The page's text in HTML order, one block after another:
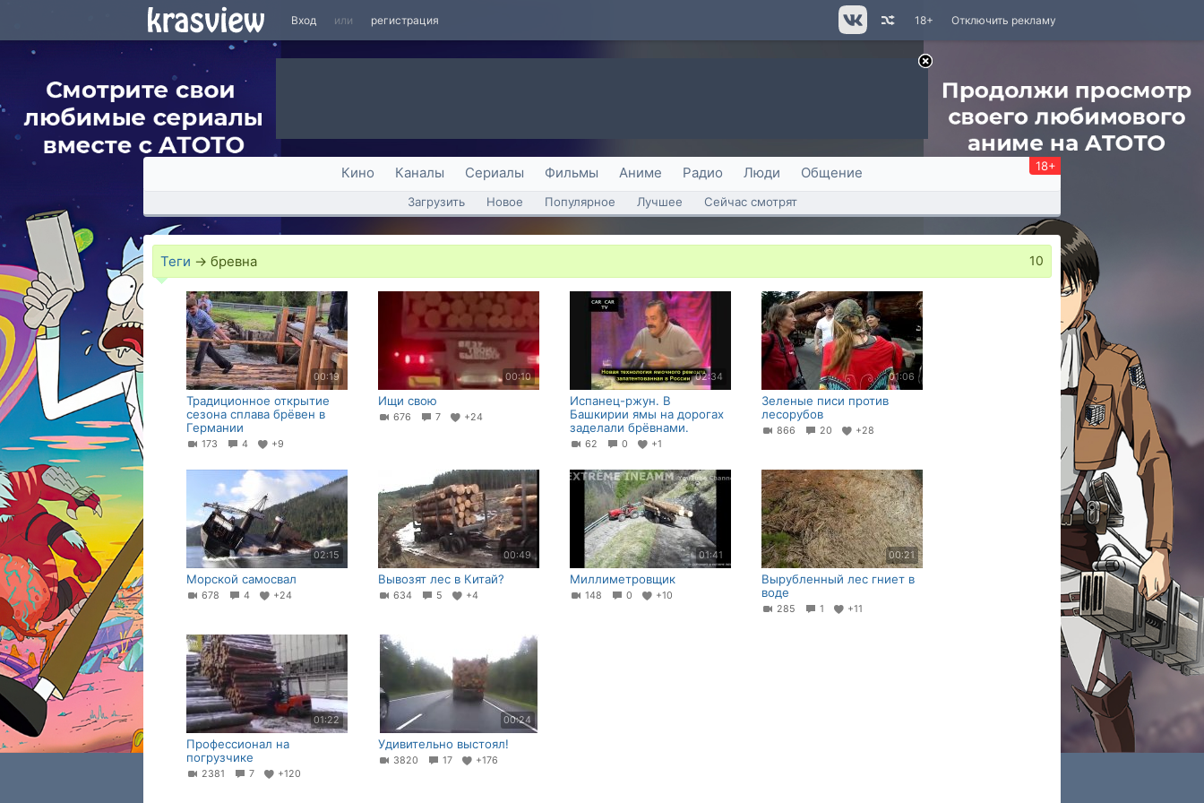
Вход или регистрация Отключить рекламу
18+
Кино Каналы Сериалы Фильмы Аниме Радио Люди Общение 18+
Загрузить Новое Популярное Лучшее Сейчас смотрят
Теги → бревна 10
00:19
Традиционное открытие
сезона сплава брёвен в
Германии
173 4 +9
00:10
Ищи свою
676 7 +24
02:34
Испанец-ржун. В
Башкирии ямы на дорогах
заделали брёвнами.
62 0 +1
01:06
Зеленые писи против
лесорубов
866 20 +28
02:15
Морской самосвал
678 4 +24
00:49
Вывозят лес в Китай?
634 5 +4
01:41
Миллиметровщик
148 0 +10
00:21
Вырубленный лес гниет в
воде
285 1 +11
01:22
Профессионал на
погрузчике
2381 7 +120
00:24
Удивительно выстоял!
3820 17 +176